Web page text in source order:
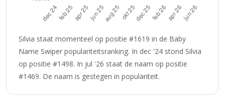
Silvia staat momenteel op positie #1619 in de Baby
Name Swiper populariteitsranking. In dec '24 stond Silvia
op positie #1498. In jul '26 staat de naam op positie
#1469. De naam is gestegen in populariteit.